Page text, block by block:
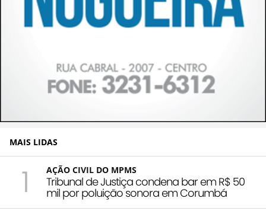
MAIS LIDAS
1 AÇÃO CIVIL DO MPMS
Tribunal de Justiça condena bar em R$ 50
mil por poluição sonora em Corumbá